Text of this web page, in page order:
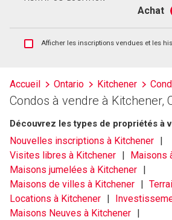
Achat
Afficher
et
les
d'inscriptions
Afficher les inscriptions vendues et les
Accueil Ontario Kitchener
Condos à vendre à Kitchener,
Découvrez les types de propriétés à
Nouvelles inscriptions à Kitchener
Visites libres à Kitchener
Maisons
Maisons jumelées à Kitchener
Maisons de villes à Kitchener
Locations à Kitchener
Maisons Neuves à Kitchener